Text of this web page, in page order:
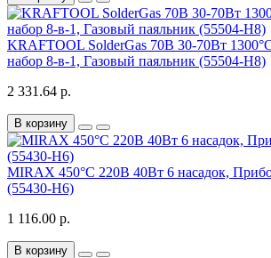
KRAFTOOL SolderGas 70B 30-70Вт
набор 8-в-1, Газовый паяльник (55504-H8)
2 331.64 р.
В корзину
MIRAX 450°C 220В 40Вт 6 насадок,
(55430-H6)
1 116.00 р.
В корзину